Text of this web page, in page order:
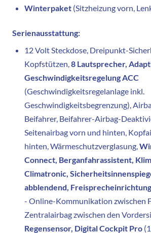
Winterpaket (Sitzheizung vorn,
Serienausstattung:
12 Volt Steckdose, Dreipunkt-
Kopfstützen,8 Lautsprecher,
Geschwindigkeitsregelung ACC
(Geschwindigkeitsregelanlage inkl.
Geschwindigkeitsbegrenzung),
Beifahrer, Beifahrer-Airbag-
Seitenairbag vorn und hinten,
hinten, Wärmeschutzverglasung,
Connect, Berganfahrassistent,
Climatronic,
abblendend,
- Online-Kommunikation zwischen
Zentralairbag zwischen den
Regensensor, Digital Cockpit Pro